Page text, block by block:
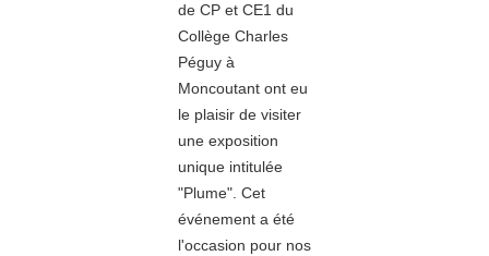
de CP et CE1 du
Collège Charles
Péguy à
Moncoutant ont eu
le plaisir de visiter
une exposition
unique intitulée
"Plume". Cet
événement a été
l'occasion pour nos